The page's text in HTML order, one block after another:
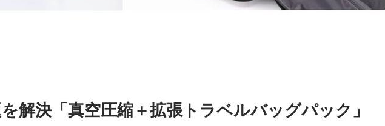
解決「真空圧縮＋拡張トラベルバッグパック」